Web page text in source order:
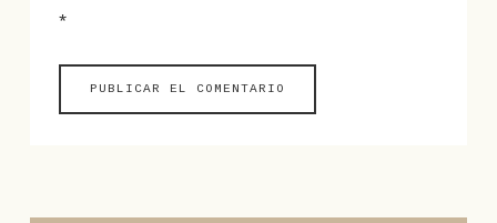
*